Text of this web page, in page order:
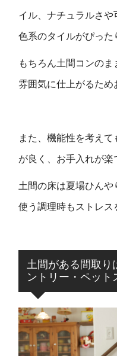
イル、ナチュラルさ
色系のタイルがぴった
もちろん土間コンの
雰囲気に仕上がるため
また、機能性を考え
が良く、お手入れが楽
土間の床は夏場ひん
使う調理時もストレス
土間がある間取り
ントリー・ペット